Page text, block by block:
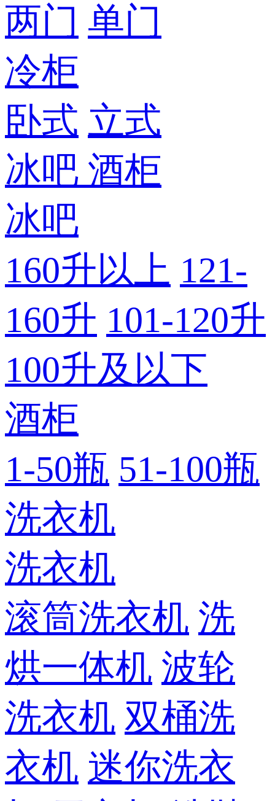
两门 单门
冷柜
卧式 立式
冰吧 酒柜
冰吧
160升以上 121-
160升 101-120升
100升及以下
酒柜
1-50瓶 51-100瓶
洗衣机
洗衣机
滚筒洗衣机 洗
烘一体机 波轮
洗衣机 双桶洗
衣机 迷你洗衣